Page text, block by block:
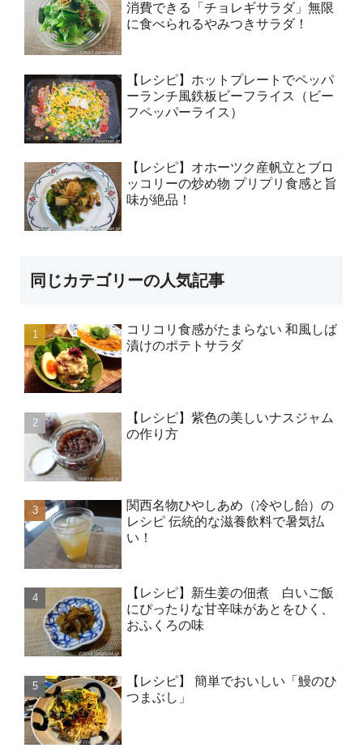
消費できる「チョレギサラダ」無限
に食べられるやみつきサラダ！
【レシピ】ホットプレートでペッパ
ーランチ風鉄板ビーフライス（ビー
フペッパーライス）
【レシピ】オホーツク産帆立とブロ
ッコリーの炒め物 プリプリ食感と旨
味が絶品！
同じカテゴリーの人気記事
コリコリ食感がたまらない 和風しば
漬けのポテトサラダ
【レシピ】紫色の美しいナスジャム
の作り方
関西名物ひやしあめ（冷やし飴）の
レシピ 伝統的な滋養飲料で暑気払
い！
【レシピ】新生姜の佃煮 白いご飯
にぴったりな甘辛味があとをひく、
おふくろの味
【レシピ】 簡単でおいしい「鰻のひ
つまぶし」